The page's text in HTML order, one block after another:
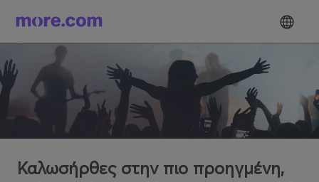
Καλωσήρθες στην πιο προηγμένη,